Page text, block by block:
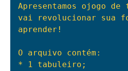
Apresentamos ojogo
vai revolucionar sua
aprender!
O arquivo contém:
* 1 tabuleiro;